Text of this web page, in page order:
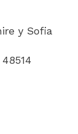
y Sofia